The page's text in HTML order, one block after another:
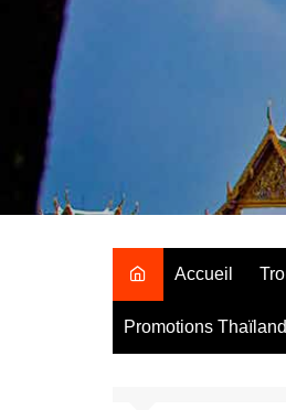
contenu
Accueil
Promotions